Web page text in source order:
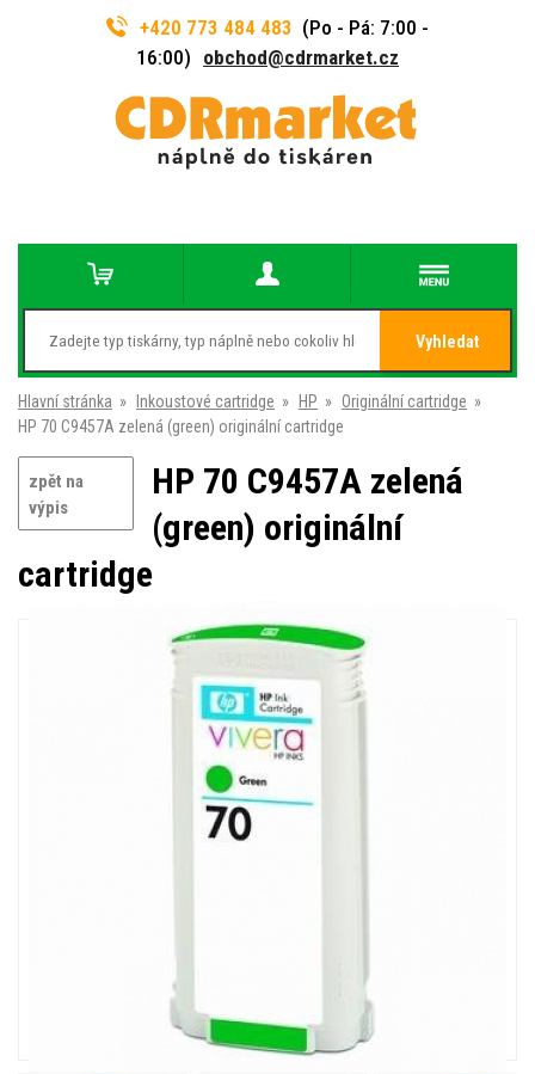
+420 773 484 483 (Po - Pá: 7:00 -
16:00) obchod@cdrmarket.cz
Vyhledat
Hlavní stránka » Inkoustové cartridge » HP » Originální cartridge »
HP 70 C9457A zelená (green) originální cartridge
zpět na
výpis
HP 70 C9457A zelená
(green) originální
cartridge